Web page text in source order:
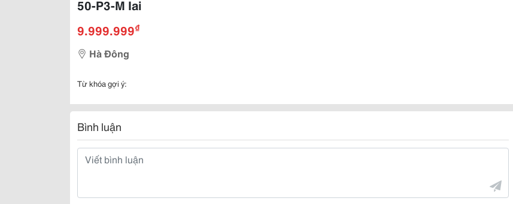
50-P3-M Iai
9.999.999₫
Hà Đông
Từ khóa gợi ý:
Bình luận